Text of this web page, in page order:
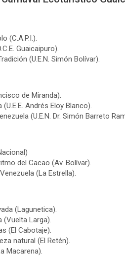
(C.A.P.I.).
Guaicaipuro).
(U.E.N. Simón Bolívar).
de Miranda).
Andrés Eloy Blanco).
(U.E.N. Dr. Simón Barreto
del Cacao (Av. Bolívar).
(La Estrella).
(Lagunetica).
(Vuelta Larga).
(El Cabotaje).
natural (El Retén).
Macarena).